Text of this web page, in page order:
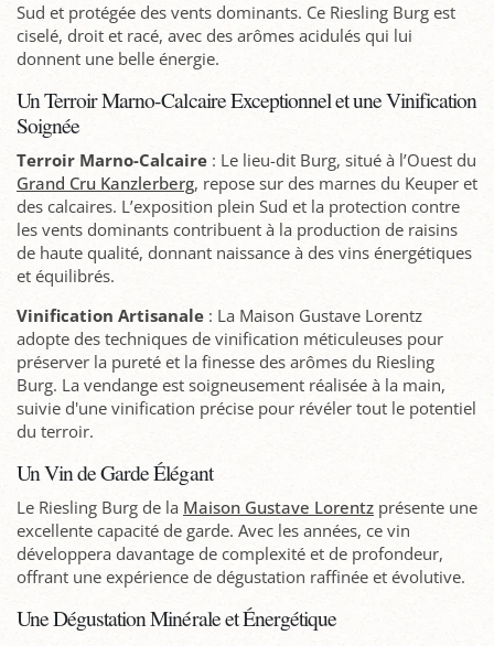
Sud et protégée des vents dominants. Ce Riesling Burg est
ciselé, droit et racé, avec des arômes acidulés qui lui
donnent une belle énergie.
Un Terroir Marno-Calcaire Exceptionnel et une Vinification
Soignée
Terroir Marno-Calcaire : Le lieu-dit Burg, situé à l’Ouest du
Grand Cru Kanzlerberg, repose sur des marnes du Keuper et
des calcaires. L’exposition plein Sud et la protection contre
les vents dominants contribuent à la production de raisins
de haute qualité, donnant naissance à des vins énergétiques
et équilibrés.
Vinification Artisanale : La Maison Gustave Lorentz
adopte des techniques de vinification méticuleuses pour
préserver la pureté et la finesse des arômes du Riesling
Burg. La vendange est soigneusement réalisée à la main,
suivie d'une vinification précise pour révéler tout le potentiel
du terroir.
Un Vin de Garde Élégant
Le Riesling Burg de la Maison Gustave Lorentz présente une
excellente capacité de garde. Avec les années, ce vin
développera davantage de complexité et de profondeur,
offrant une expérience de dégustation raffinée et évolutive.
Une Dégustation Minérale et Énergétique